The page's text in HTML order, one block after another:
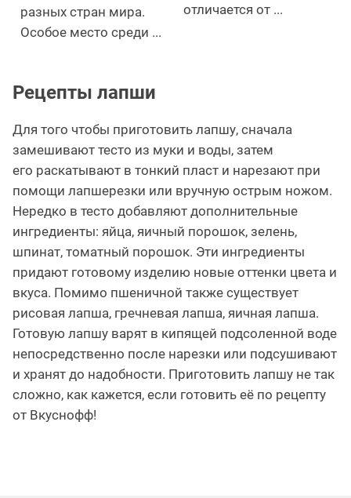
разных стран мира.
Особое место среди ...
отличается от ...
Рецепты лапши
Для того чтобы приготовить лапшу, сначала
замешивают тесто из муки и воды, затем
его раскатывают в тонкий пласт и нарезают при
помощи лапшерезки или вручную острым ножом.
Нередко в тесто добавляют дополнительные
ингредиенты: яйца, яичный порошок, зелень,
шпинат, томатный порошок. Эти ингредиенты
придают готовому изделию новые оттенки цвета и
вкуса. Помимо пшеничной также существует
рисовая лапша, гречневая лапша, яичная лапша.
Готовую лапшу варят в кипящей подсоленной воде
непосредственно после нарезки или подсушивают
и хранят до надобности. Приготовить лапшу не так
сложно, как кажется, если готовить её по рецепту
от Вкуснофф!